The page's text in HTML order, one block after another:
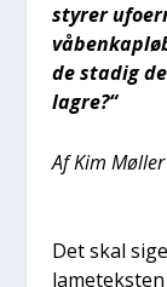
sty­rer
de sta­dig
lag­re?“
Af Kim
Det skal